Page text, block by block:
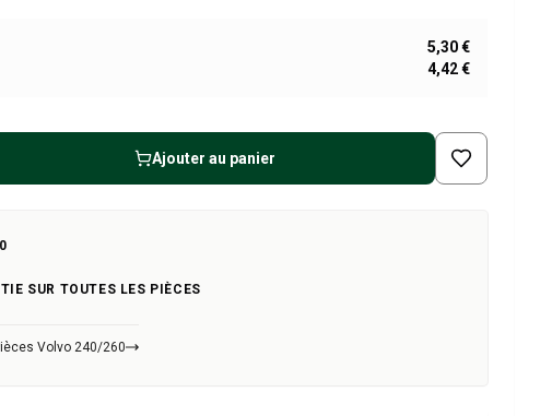
5,30 €
4,42 €
Ajouter au panier
SUR TOUTES LES PIÈCES
Volvo 240/260